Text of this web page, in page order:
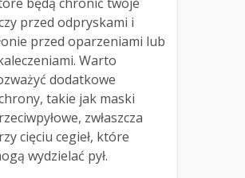
przed odpryskami i
przed oparzeniami lub
Warto
dodatkowe
takie jak maski
zwłaszcza
cięciu cegieł, które
wydzielać pył.